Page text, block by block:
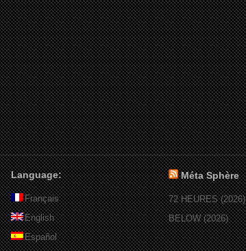
Language:
Français
English
Español
Méta Sphère
72 HEURES (2026)
BELOW (2026)